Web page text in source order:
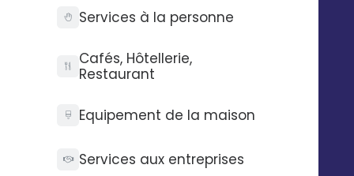
Services à la personne
Cafés, Hôtellerie,
Restaurant
Equipement de la maison
Services aux entreprises
Moins de temps passé dans la vérification des